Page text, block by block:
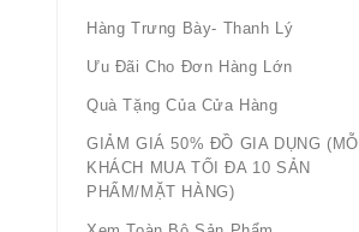
Hàng Trưng Bày- Thanh Lý
Ưu Đãi Cho Đơn Hàng Lớn
Quà Tặng Của Cửa Hàng
GIẢM GIÁ 50% ĐỒ GIA DỤNG (MỖI
KHÁCH MUA TỐI ĐA 10 SẢN
PHẨM/MẶT HÀNG)